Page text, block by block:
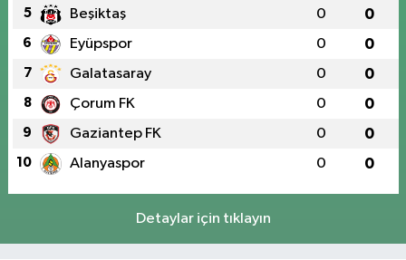
5 Beşiktaş 0 0
6 Eyüpspor 0 0
7 Galatasaray 0 0
8 Çorum FK 0 0
9 Gaziantep FK 0 0
10 Alanyaspor 0 0
Detaylar için tıklayın